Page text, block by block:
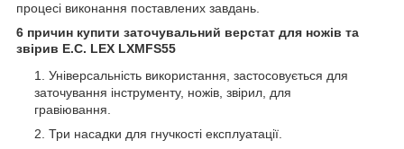
процесі виконання поставлених завдань.
6 причин купити заточувальний верстат для ножів та
звірив E.C. LEX LXMFS55
Універсальність використання, застосовується для
заточування інструменту, ножів, звірил, для
гравіювання.
Три насадки для гнучкості експлуатації.